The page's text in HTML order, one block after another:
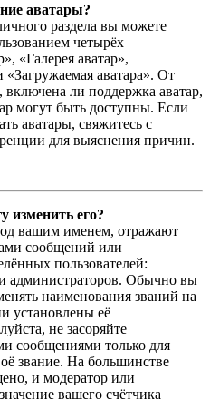
аватары?
раздела вы можете
четырёх
«Галерея аватар»,
«Загружаемая аватара». От
включена ли поддержка аватар,
могут быть доступны. Если
аватары, свяжитесь с
для выяснения причин.
изменить его?
вашим именем, отражают
сообщений или
пользователей:
администраторов. Обычно вы
наименования званий на
установлены её
не засоряйте
сообщениями только для
звание. На большинстве
и модератор или
вашего счётчика